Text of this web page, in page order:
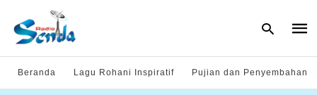
Beranda Lagu Rohani Inspiratif Pujian dan Penyembahan